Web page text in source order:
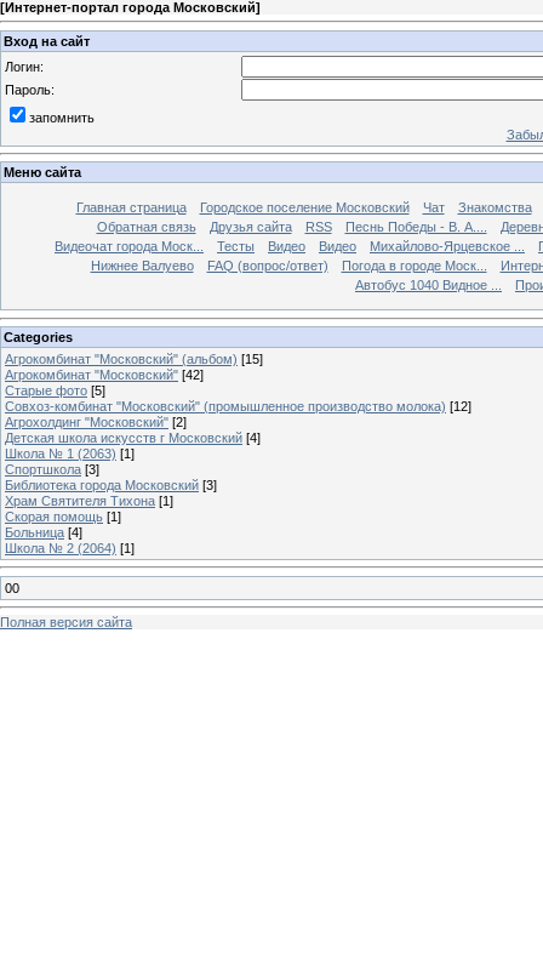
[Интернет-портал города Московский]
Вход на сайт
Логин:
Пароль:
запомнить
Меню сайта
Главная страница Городское поселение Московский Чат
Знакомства
Обратная связь
Друзья сайта RSS Песнь Победы - В. А....
Видеочат города Моск...
Тесты Видео Видео Михайлово-Ярцевское ...
Нижнее Валуево
FAQ (вопрос/ответ) Погода в городе Моск...
Автобус 1040 Видное ...
Categories
Агрокомбинат "Московский" (альбом) [15]
Агрокомбинат "Московский" [42]
Старые фото [5]
Совхоз-комбинат "Московский" (промышленное производство молока) [12]
Агрохолдинг "Московский" [2]
Детская школа искусств г Московский [4]
Школа № 1 (2063) [1]
Спортшкола [3]
Библиотека города Московский [3]
Храм Святителя Тихона [1]
Скорая помощь [1]
Больница [4]
Школа № 2 (2064) [1]
00
Полная версия сайта